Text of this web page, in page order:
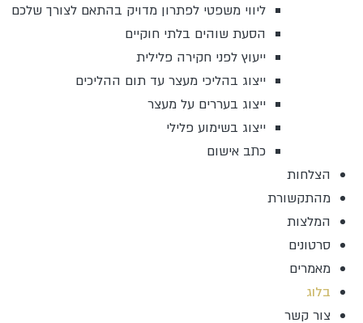
ליווי משפטי לפתרון מדויק בהתאם לצורך שלכם
הסעת שוהים בלתי חוקיים
ייעוץ לפני חקירה פלילית
ייצוג בהליכי מעצר עד תום ההליכים
ייצוג בעררים על מעצר
ייצוג בשימוע פלילי
כתב אישום
הצלחות
מהתקשורת
המלצות
סרטונים
מאמרים
בלוג
צור קשר